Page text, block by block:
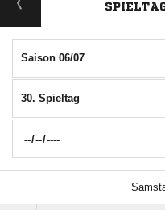
Saison 06/07
30. Spieltag